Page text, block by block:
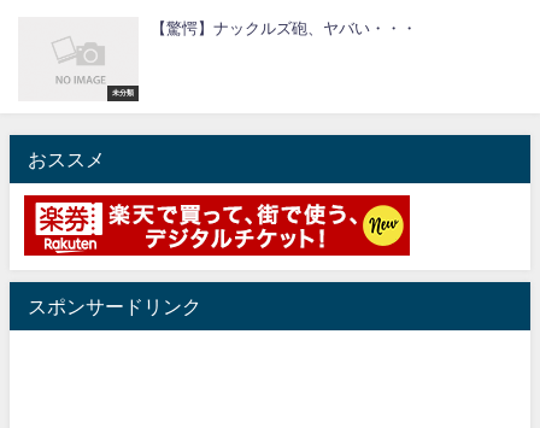
未分類
【驚愕】ナックルズ砲、ヤバい・・・
おススメ
スポンサードリンク